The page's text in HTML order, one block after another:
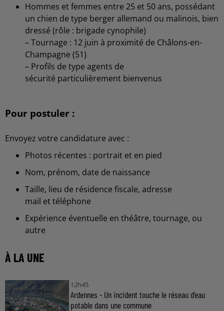
Hommes et femmes entre 25 et 50 ans, possédant
un chien de type berger allemand ou malinois, bien
dressé (rôle : brigade cynophile)
– Tournage : 12 juin à proximité de Châlons-en-
Champagne (51)
– Profils de type agents de
sécurité particulièrement bienvenus
Pour postuler :
Envoyez votre candidature avec :
Photos récentes : portrait et en pied
Nom, prénom, date de naissance
Taille, lieu de résidence fiscale, adresse
mail et téléphone
Expérience éventuelle en théâtre, tournage, ou
autre
À LA UNE
12h45
Ardennes - Un incident touche le réseau d’eau
potable dans une commune